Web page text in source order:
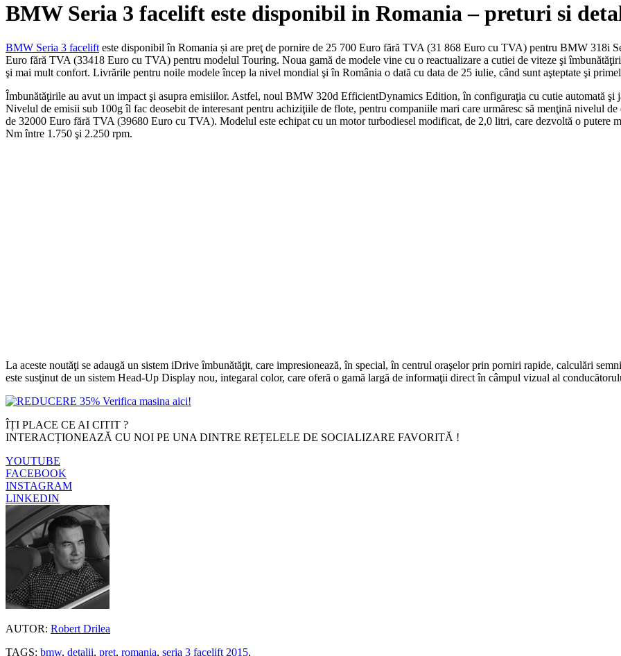
BMW Seria 3 facelift este disponibil in Romania – preturi si
BMW Seria 3 facelift este disponibil în Romania și are preţ de pornire de 25 700 Euro fără TVA (31 868 Euro cu TVA) pentru BMW 318i
Euro fără TVA (33418 Euro cu TVA) pentru modelul Touring. Noua gamă de modele vine cu o reactualizare a cutiei de viteze şi
şi mai mult confort. Livrările pentru noile modele încep la nivel mondial şi în România o dată cu data de 25 iulie, când sunt aşteptate şi
Îmbunătăţirile au avut un impact şi asupra emisiilor. Astfel, noul BMW 320d EfficientDynamics Edition, în configuraţia cu cutie automată
Nivelul de emisii sub 100g îl fac deosebit de interesant pentru achiziţiile de flote, pentru companiile mari care urmăresc să menţină nivelul
de 32000 Euro fără TVA (39680 Euro cu TVA). Modelul este echipat cu un motor turbodiesel modificat, de 2,0 litri, care dezvoltă o putere
Nm între 1.750 şi 2.250 rpm.
La aceste noutăţi se adaugă un sistem iDrive îmbunătăţit, care impresionează, în special, în centrul oraşelor prin porniri rapide, calculări
este susţinut de un sistem Head-Up Display nou, integaral color, care oferă o gamă largă de informaţii direct în câmpul vizual al
ÎȚI PLACE CE AI CITIT ?
INTERACȚIONEAZĂ CU NOI PE UNA DINTRE REȚELELE DE SOCIALIZARE FAVORITĂ !
YOUTUBE
FACEBOOK
INSTAGRAM
LINKEDIN
AUTOR: Robert Drilea
TAGS: bmw, detalii, pret, romania, seria 3 facelift 2015,